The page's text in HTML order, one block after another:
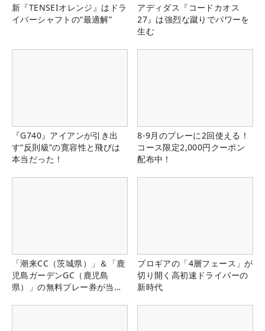
新『TENSEIオレンジ』はドラ
イバーシャフトの“最適解”
アディダス『コードカオス
27』は強烈な蹴りでパワーを
生む
『G740』アイアンが引き出
す“反則級”の寛容性と飛びは
本当だった！
8-9月のプレーに2回使える！
コース限定2,000円クーポン
配布中！
「潮来CC（茨城県）」＆「鹿
児島ガーデンGC（鹿児島
県）」の無料プレー券が当た
プロギアの「4層フェース」が
切り開く高初速ドライバーの
新時代